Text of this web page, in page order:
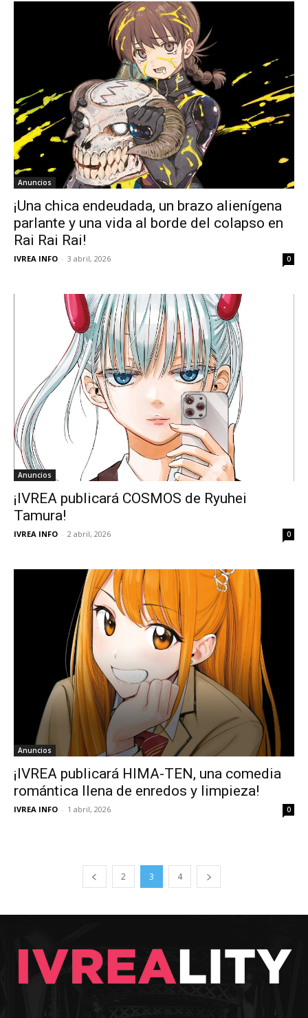
Anuncios
¡Una chica endeudada, un brazo alienígena
parlante y una vida al borde del colapso en
Rai Rai Rai!
IVREA INFO - 3 abril, 2026 0
Anuncios
¡IVREA publicará COSMOS de Ryuhei
Tamura!
IVREA INFO - 2 abril, 2026 0
Anuncios
¡IVREA publicará HIMA-TEN, una comedia
romántica llena de enredos y limpieza!
IVREA INFO - 1 abril, 2026 0
2 3 4